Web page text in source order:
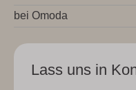
bei Omoda
Lass uns in